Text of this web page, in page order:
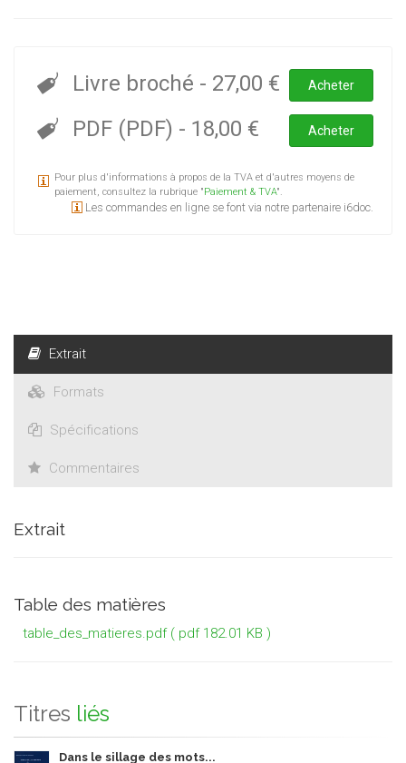
Livre broché - 27,00 € Acheter
PDF (PDF) - 18,00 € Acheter
Pour plus d'informations à propos de la TVA et d'autres moyens de
paiement, consultez la rubrique "Paiement & TVA".
Les commandes en ligne se font via notre partenaire i6doc.
Extrait
Formats
Spécifications
Commentaires
Extrait
Table des matières
table_des_matieres.pdf ( pdf 182.01 KB )
Titres liés
Dans le sillage des mots...